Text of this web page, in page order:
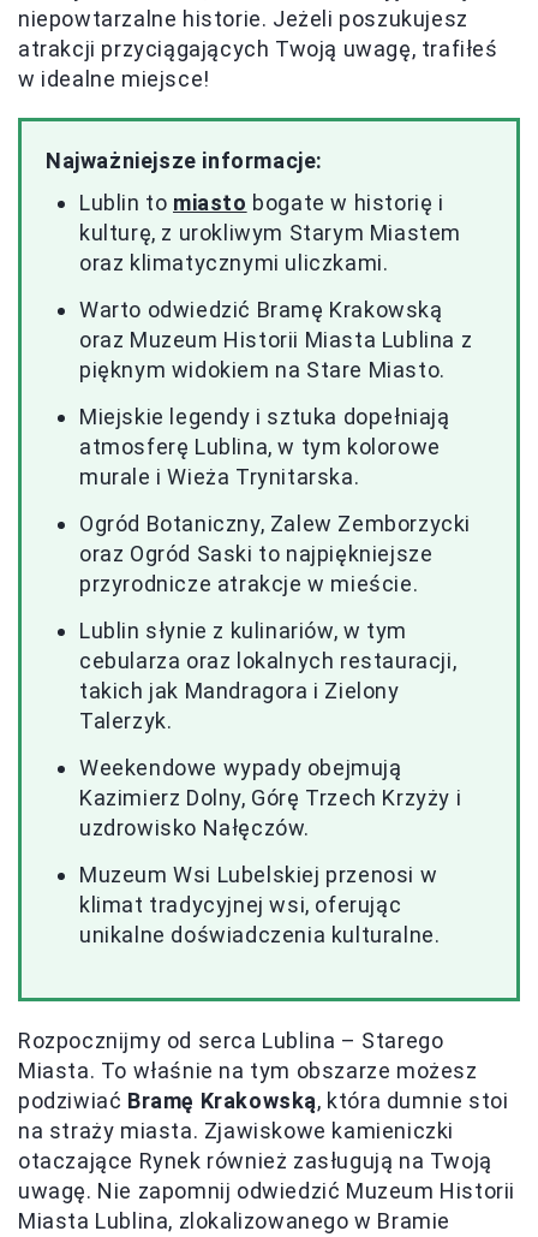
niepowtarzalne historie. Jeżeli poszukujesz
atrakcji przyciągających Twoją uwagę, trafiłeś
w idealne miejsce!
Najważniejsze informacje:
Lublin to miasto bogate w historię i
kulturę, z urokliwym Starym Miastem
oraz klimatycznymi uliczkami.
Warto odwiedzić Bramę Krakowską
oraz Muzeum Historii Miasta Lublina z
pięknym widokiem na Stare Miasto.
Miejskie legendy i sztuka dopełniają
atmosferę Lublina, w tym kolorowe
murale i Wieża Trynitarska.
Ogród Botaniczny, Zalew Zemborzycki
oraz Ogród Saski to najpiękniejsze
przyrodnicze atrakcje w mieście.
Lublin słynie z kulinariów, w tym
cebularza oraz lokalnych restauracji,
takich jak Mandragora i Zielony
Talerzyk.
Weekendowe wypady obejmują
Kazimierz Dolny, Górę Trzech Krzyży i
uzdrowisko Nałęczów.
Muzeum Wsi Lubelskiej przenosi w
klimat tradycyjnej wsi, oferując
unikalne doświadczenia kulturalne.
Rozpocznijmy od serca Lublina – Starego
Miasta. To właśnie na tym obszarze możesz
podziwiać Bramę Krakowską, która dumnie stoi
na straży miasta. Zjawiskowe kamieniczki
otaczające Rynek również zasługują na Twoją
uwagę. Nie zapomnij odwiedzić Muzeum Historii
Miasta Lublina, zlokalizowanego w Bramie